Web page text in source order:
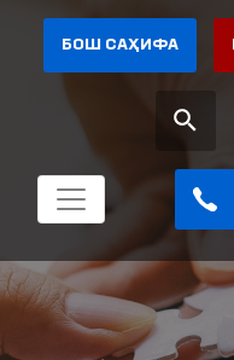
БОШ САҲИФА